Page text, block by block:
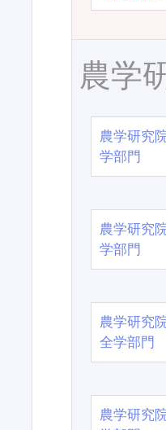
農学
農学研究
学部門
農学研究
学部門
農学研究
全学部門
農学研究